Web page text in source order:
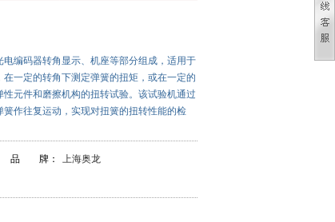
编码器转角显示、机座等部分组成，适用于
一定的转角下测定弹簧的扭矩，或在一定的
元件和磨擦机构的扭转试验。该试验机通过
作往复运动，实现对扭簧的扭转性能的检
品 牌：
上海奥龙